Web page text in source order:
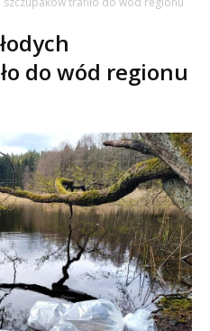
do wód regionu